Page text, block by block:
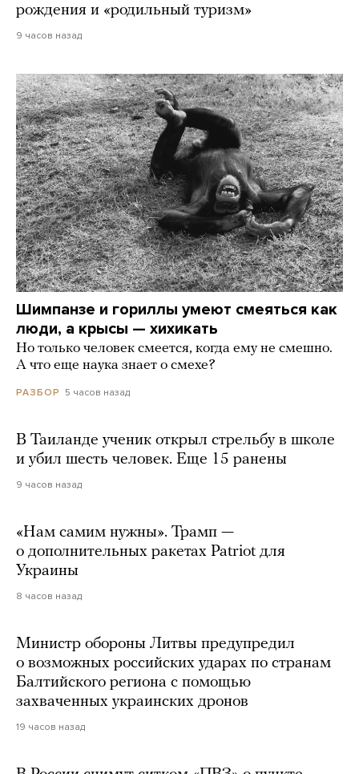
рождения и «родильный туризм»
9 часов назад
Шимпанзе и гориллы умеют смеяться как
люди, а крысы — хихикать
Но только человек смеется, когда ему не смешно.
А что еще наука знает о смехе?
РАЗБОР 5 часов назад
В Таиланде ученик открыл стрельбу в школе
и убил шесть человек. Еще 15 ранены
9 часов назад
«Нам самим нужны». Трамп —
о дополнительных ракетах Patriot для
Украины
8 часов назад
Министр обороны Литвы предупредил
о возможных российских ударах по странам
Балтийского региона с помощью
захваченных украинских дронов
19 часов назад